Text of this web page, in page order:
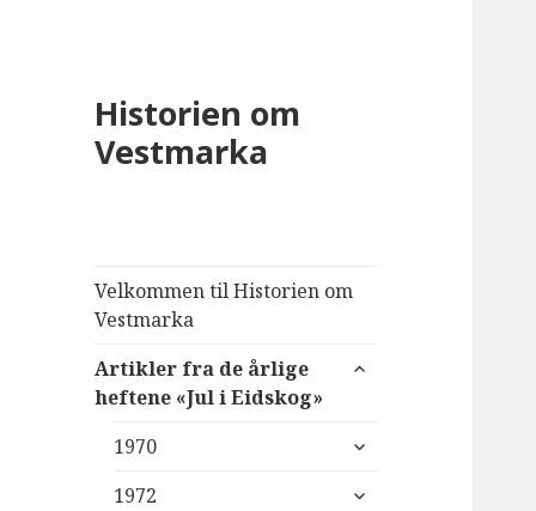
Historien om
Vestmarka
Velkommen til Historien om
Vestmarka
Artikler fra de årlige
heftene «Jul i Eidskog»
utvid
1970
utvid
1972
utvid